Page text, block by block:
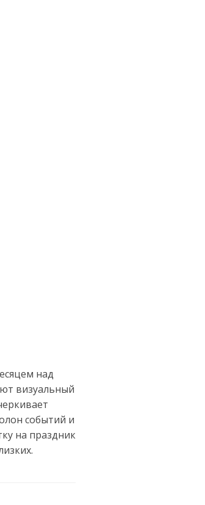
над
визуальный
событий и
на праздник